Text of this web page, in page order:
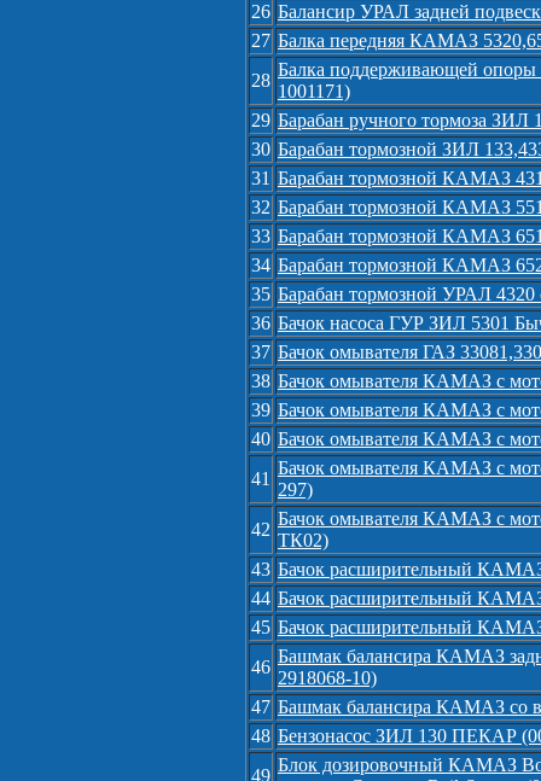
26 Балансир УРАЛ задней
27 Балка передняя КАМАЗ
28
Балка поддерживающей опоры
1001171)
29 Барабан ручного тормоза ЗИЛ
30 Барабан тормозной ЗИЛ
31 Барабан тормозной КАМАЗ
32 Барабан тормозной КАМАЗ
33 Барабан тормозной КАМАЗ
34 Барабан тормозной КАМАЗ
35 Барабан тормозной УРАЛ 4320
36 Бачок насоса ГУР ЗИЛ 5301
37 Бачок омывателя ГАЗ
38 Бачок омывателя КАМАЗ с
39 Бачок омывателя КАМАЗ с
40 Бачок омывателя КАМАЗ с
41
Бачок омывателя КАМАЗ с
297)
42
Бачок омывателя КАМАЗ с
ТК02)
43 Бачок расширительный
44 Бачок расширительный КАМАЗ
45 Бачок расширительный КАМАЗ
46
Башмак балансира КАМАЗ
2918068-10)
47 Башмак балансира КАМАЗ со
48 Бензонасос ЗИЛ 130 ПЕКАР
49
Блок дозировочный КАМАЗ